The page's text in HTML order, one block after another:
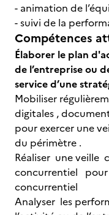
- animation de
- suivi de la
Compétences
Élaborer le plan
de l’entreprise ou
service d’une
Mobiliser
digitales ,
pour exercer une
du périmètre .
Réaliser une veille
concurrentiel
concurrentiel
Analyser les